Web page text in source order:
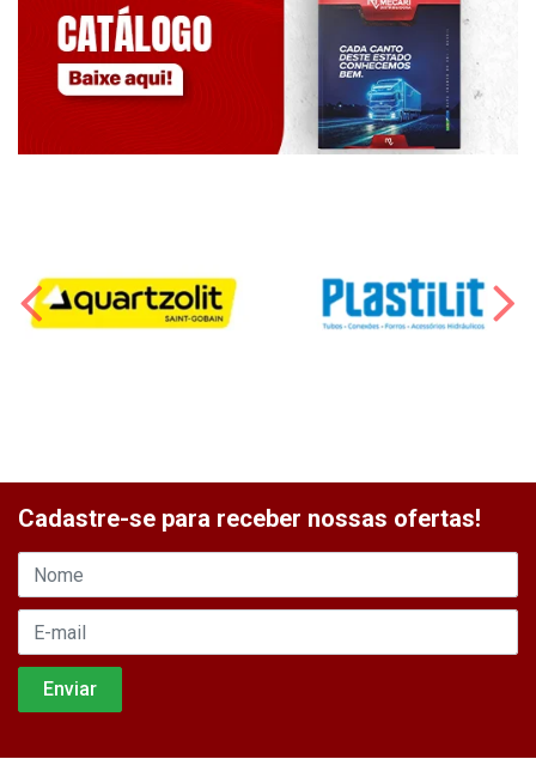
Cadastre-se para receber nossas ofertas!